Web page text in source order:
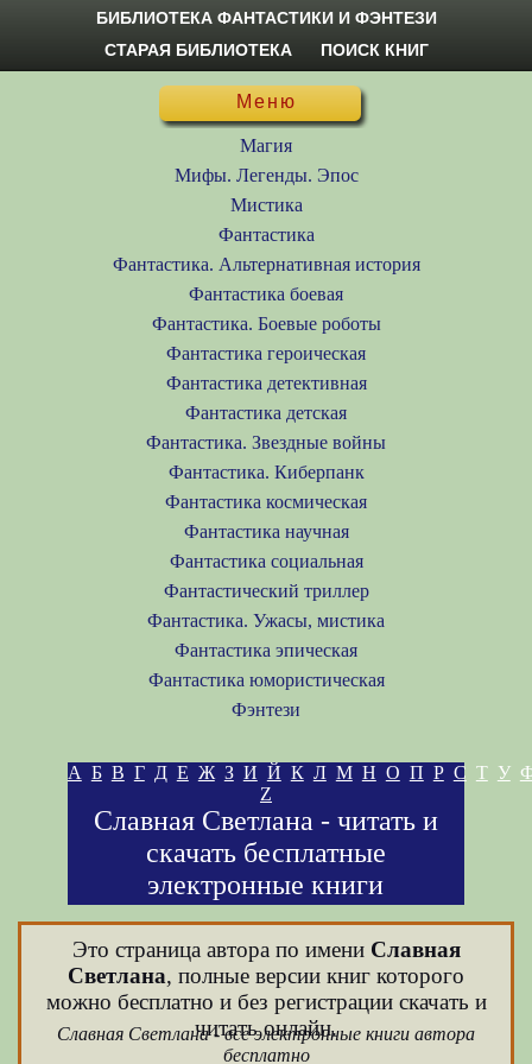
БИБЛИОТЕКА ФАНТАСТИКИ И ФЭНТЕЗИ
СТАРАЯ БИБЛИОТЕКА
ПОИСК КНИГ
Меню
Магия
Мифы. Легенды. Эпос
Мистика
Фантастика
Фантастика. Альтернативная история
Фантастика боевая
Фантастика. Боевые роботы
Фантастика героическая
Фантастика детективная
Фантастика детская
Фантастика. Звездные войны
Фантастика. Киберпанк
Фантастика космическая
Фантастика научная
Фантастика социальная
Фантастический триллер
Фантастика. Ужасы, мистика
Фантастика эпическая
Фантастика юмористическая
Фэнтези
А Б В Г Д Е Ж З И Й К Л М Н О П Р С Т У
Z
Славная Светлана - читать и
скачать бесплатные
электронные книги
Это страница автора по имени Славная
Светлана, полные версии книг которого
можно бесплатно и без регистрации скачать и
читать онлайн.
Славная Светлана - все электронные книги автора
бесплатно